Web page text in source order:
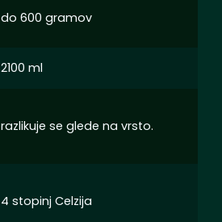
do 600 gramov
2100 ml
razlikuje se glede na vrsto.
4 stopinj Celzija